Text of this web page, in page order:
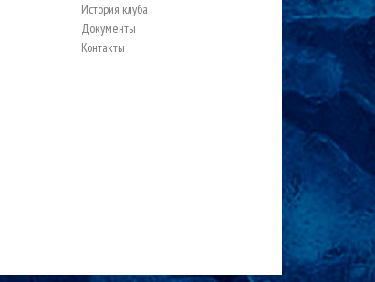
История клуба
Документы
Контакты